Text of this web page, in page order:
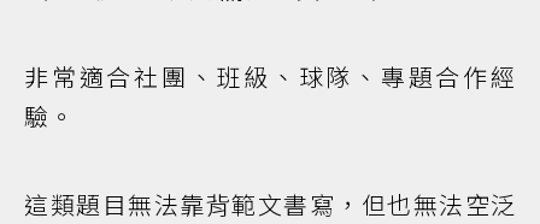
非常適合社團、班級、球隊、專題合作經
驗。
這類題目無法靠背範文書寫，但也無法空泛